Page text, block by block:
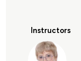
Instructors